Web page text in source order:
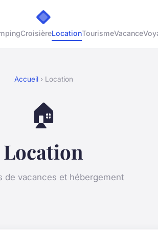
CroisièreLocationTourismeVacance
Accueil› Location
🏠
Location
de vacances et hébergement